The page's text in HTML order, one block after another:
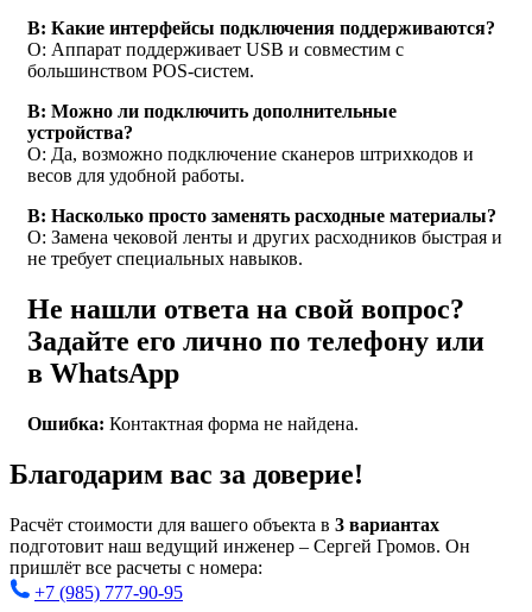
В: Какие интерфейсы подключения поддерживаются?
О: Аппарат поддерживает USB и совместим с
большинством POS-систем.
В: Можно ли подключить дополнительные
устройства?
О: Да, возможно подключение сканеров штрихкодов и
весов для удобной работы.
В: Насколько просто заменять расходные материалы?
О: Замена чековой ленты и других расходников быстрая и
не требует специальных навыков.
Не нашли ответа на свой вопрос?
Задайте его лично по телефону или
в WhatsApp
Ошибка: Контактная форма не найдена.
Благодарим вас за доверие!
Расчёт стоимости для вашего объекта в 3 вариантах
подготовит наш ведущий инженер – Сергей Громов. Он
пришлёт все расчеты с номера:
+7 (985) 777-90-95